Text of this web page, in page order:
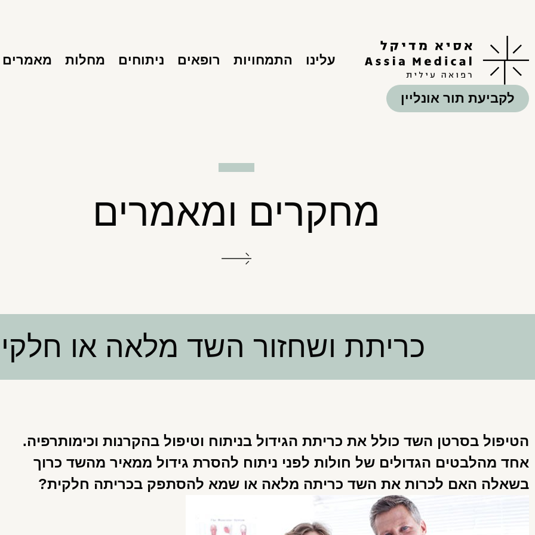
עלינו התמחויות רופאים ניתוחים מחלות מאמרים
לקביעת תור אונליין
מחקרים ומאמרים
כריתת ושחזור השד מלאה או
הטיפול בסרטן השד כולל את כריתת הגידול בניתוח וטיפול בהקרנות וכימותרפיה.
אחד מהלבטים הגדולים של חולות לפני ניתוח להסרת גידול ממאיר מהשד כרוך
בשאלה האם לכרות את השד כריתה מלאה או שמא להסתפק בכריתה חלקית?